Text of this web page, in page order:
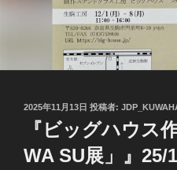
投
2025年11月13日 投稿者:
『ビッグハウス
WA SU展」』25/